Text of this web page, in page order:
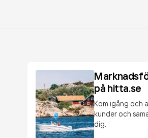
på hitta.se
Kom igång och
kunder och
dig.